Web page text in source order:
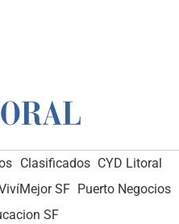
Clasificados CYD Litoral
SF Puerto Negocios
SF